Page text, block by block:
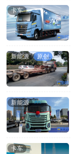
卡车
新能源 原创
新能源
卡车